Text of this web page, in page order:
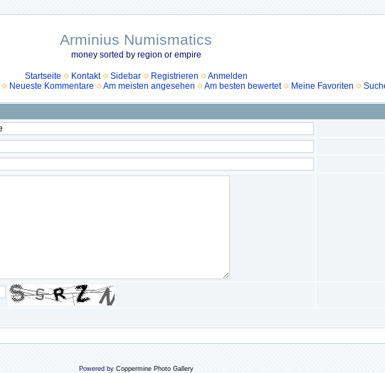
Arminius Numismatics
money sorted by region or empire
Startseite Kontakt Sidebar Registrieren
Anmelden
Neueste Kommentare Am meisten angesehen Am besten bewertet Meine Favoriten
Powered by Coppermine Photo Gallery